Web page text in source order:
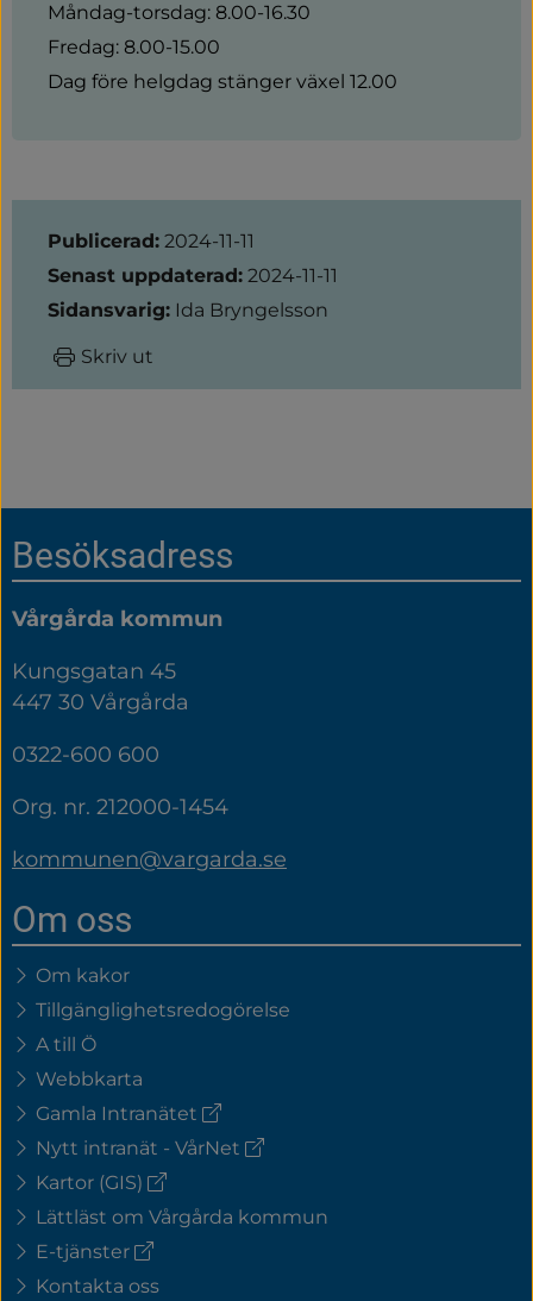
Måndag-torsdag: 8.00-16.30
Fredag: 8.00-15.00
Dag före helgdag stänger växel 12.00
Sidinformation
Publicerad: 2024-11-11
Senast uppdaterad: 2024-11-11
Sidansvarig: Ida Bryngelsson
Skriv ut
Sidfot
Besöksadress
Vårgårda kommun
Kungsgatan 45
447 30 Vårgårda
0322-600 600
Org. nr. 212000-1454
kommunen@vargarda.se
Om oss
Om kakor
Tillgänglighetsredogörelse
A till Ö
Webbkarta
Gamla Intranätet (extern
länk)
Nytt intranät - VårNet (extern
Kartor (GIS) (extern
länk)
Lättläst om Vårgårda kommun
E-tjänster (extern
Kontakta oss